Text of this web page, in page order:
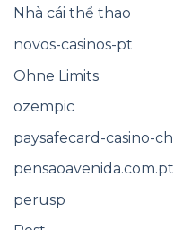
Nhà cái thể thao
novos-casinos-pt
Ohne Limits
ozempic
paysafecard-casino-ch
pensaoavenida.com.pt
perusp